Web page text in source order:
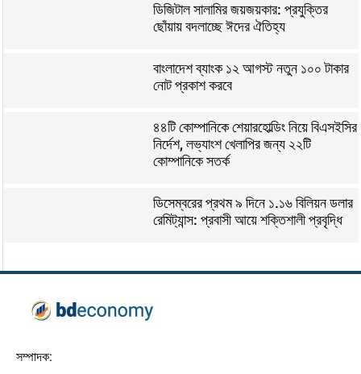
ডিজিটাল সালামির জয়জয়কার: প্রযুক্তির
ছোঁয়ায় বদলাচ্ছে ঈদের ঐতিহ্য
বাংলাদেশ ব্যাংক ১২ আগস্ট নতুন ১০০ টাকার
নোট প্রকাশ করবে
৪৪টি কোম্পানিকে শেয়ারহোল্ডিং নিয়ে বিএসইসির
নির্দেশ, লভ্যাংশ খেলাপির জন্য ২২টি
কোম্পানিকে সতর্ক
ডিসেম্বরের প্রথম ৯ দিনে ১.১৬ বিলিয়ন ডলার
রেমিট্যান্স: প্রবাসী আয়ে শক্তিশালী প্রবৃদ্ধি
সম্পাদক: